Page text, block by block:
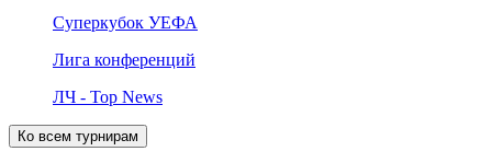
Суперкубок УЕФА
Лига конференций
ЛЧ - Top News
Ко всем турнирам